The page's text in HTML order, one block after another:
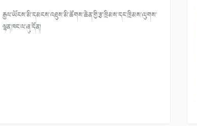
རྒྱལ་ཡོངས་མི་དམངས་འཐུས་མི་ཚོགས་ཆེན་གྱི་རྩ་ཁྲིམས་དང་ཁྲིམས་ལུགས་
ལྷན་ཁང་ལ་ཞུ་དོན།